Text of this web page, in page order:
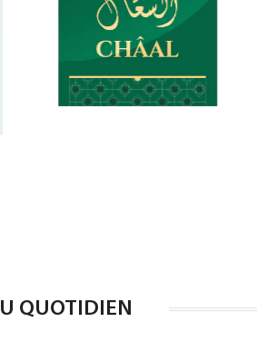
QUOTIDIEN